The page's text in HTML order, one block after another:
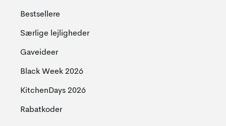
Bestsellere
Særlige lejligheder
Gaveideer
Black Week 2026
KitchenDays 2026
Rabatkoder